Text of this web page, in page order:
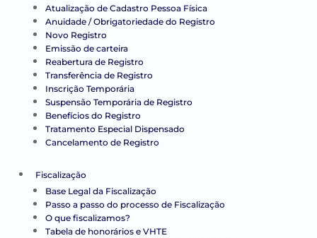
Atualização de Cadastro Pessoa Física
Anuidade / Obrigatoriedade do Registro
Novo Registro
Emissão de carteira
Reabertura de Registro
Transferência de Registro
Inscrição Temporária
Suspensão Temporária de Registro
Benefícios do Registro
Tratamento Especial Dispensado
Cancelamento de Registro
Fiscalização
Base Legal da Fiscalização
Passo a passo do processo de Fiscalização
O que fiscalizamos?
Tabela de honorários e VHTE